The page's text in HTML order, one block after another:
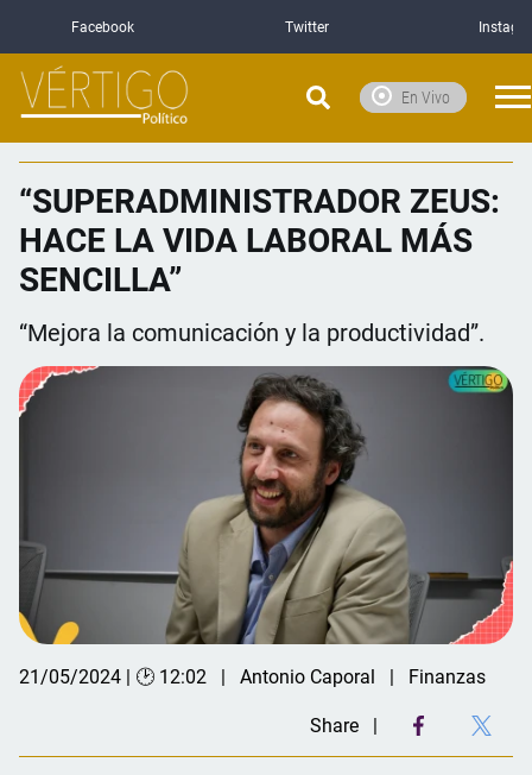
Facebook Twitter
En Vivo
“SUPERADMINISTRADOR ZEUS:
HACE LA VIDA LABORAL MÁS
SENCILLA”
“Mejora la comunicación y la productividad”.
21/05/2024 | 🕑 12:02 Antonio Caporal Finanzas
Share